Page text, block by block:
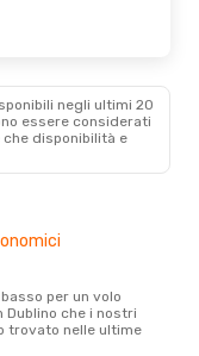
negli ultimi 20
essere considerati
che disponibilità e
Dublino che i nostri
trovato nelle ultime